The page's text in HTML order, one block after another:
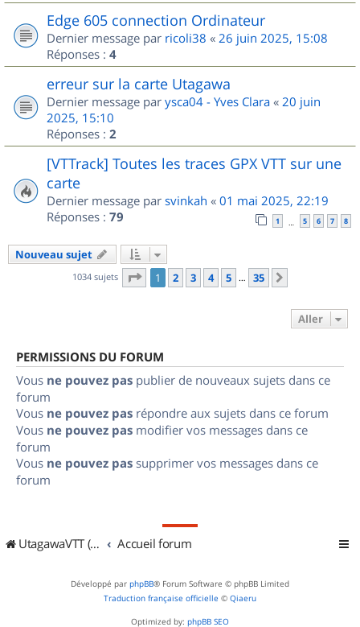
Edge 605 connection Ordinateur
Dernier message par ricoli38 « 26 juin 2025, 15:08
Réponses : 4
erreur sur la carte Utagawa
Dernier message par ysca04 - Yves Clara « 20 juin
2025, 15:10
Réponses : 2
[VTTrack] Toutes les traces GPX VTT sur une
carte
Dernier message par svinkah « 01 mai 2025, 22:19
Réponses : 79 1 … 5 6 7 8
Nouveau sujet
1034 sujets Page 1sur
1 2 3 4 5 … 35
Aller
PERMISSIONS DU FORUM
Vous ne pouvez pas publier de nouveaux sujets dans ce
forum
Vous ne pouvez pas répondre aux sujets dans ce forum
Vous ne pouvez pas modifier vos messages dans ce
forum
Vous ne pouvez pas supprimer vos messages dans ce
forum
UtagawaVTT (Randos VTT et VTTAE avec traces GPS) Accueil forum
Développé par phpBB® Forum Software © phpBB Limited
Traduction française officielle © Qiaeru
Optimized by: phpBB SEO